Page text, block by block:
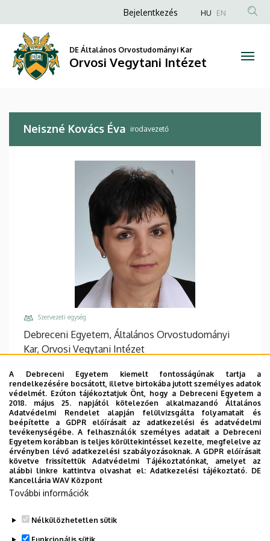
Kovács
Éva
Orvosi
Vegytani
a
tartalomra
Anonim
fiók
menüje
Bejelentkezés HU EN
DE Általános Orvostudományi Kar
Orvosi Vegytani Intézet
Neiszné Kovács Éva irodavezető
Szervezeti egység
Debreceni Egyetem, Általános Orvostudományi
Kar, Orvosi Vegytani Intézet
+36 52 518 600 / 61171
Email
evakov@med.unideb.hu
Cím
4032 Debrecen, Egyetem tér 1.
Épület, emelet, ajtó
Élettudományi labor épület
Website
A Debreceni Egyetem kiemelt fontosságúnak tartja a
rendelkezésére bocsátott, illetve birtokába jutott személyes adatok
védelmét. Ezúton tájékoztatjuk Önt, hogy a Debreceni Egyetem a
2018. május 25. napjától kötelezően alkalmazandó Általános
Adatvédelmi Rendelet alapján felülvizsgálta folyamatait és
beépítette a GDPR előírásait az adatkezelési és adatvédelmi
tevékenységébe. A felhasználók személyes adatait a Debreceni
Egyetem korábban is teljes körültekintéssel kezelte, megfelelve az
érvényben lévő adatkezelési szabályozásoknak. A GDPR előírásait
követve frissítettük Adatvédelmi Tájékoztatónkat, amelyet az
alábbi linkre kattintva olvashat el:Adatkezelési tájékoztató. DE
Kancellária WAV Központ
További információk
Nélkülözhetetlen sütik